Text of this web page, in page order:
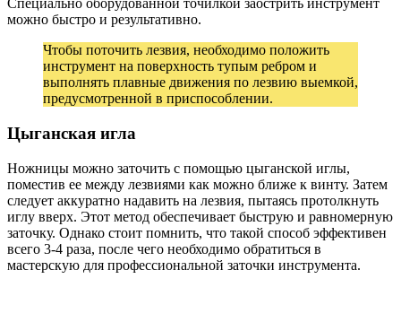
Специально оборудованной точилкой заострить инструмент
можно быстро и результативно.
Чтобы поточить лезвия, необходимо положить
инструмент на поверхность тупым ребром и
выполнять плавные движения по лезвию выемкой,
предусмотренной в приспособлении.
Цыганская игла
Ножницы можно заточить с помощью цыганской иглы,
поместив ее между лезвиями как можно ближе к винту. Затем
следует аккуратно надавить на лезвия, пытаясь протолкнуть
иглу вверх. Этот метод обеспечивает быструю и равномерную
заточку. Однако стоит помнить, что такой способ эффективен
всего 3-4 раза, после чего необходимо обратиться в
мастерскую для профессиональной заточки инструмента.